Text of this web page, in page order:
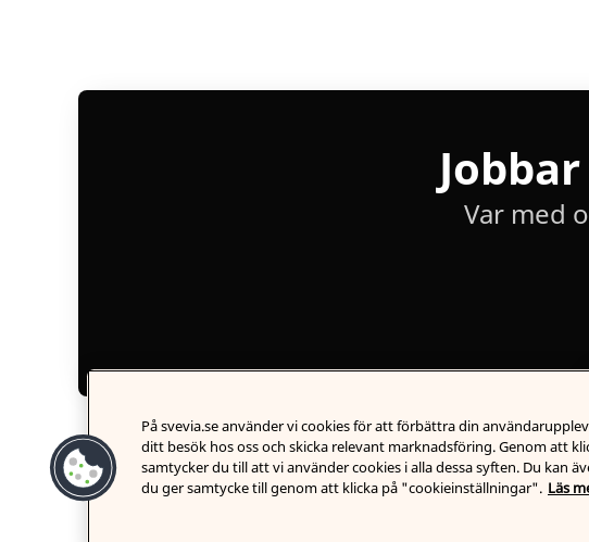
Var med
På svevia.se använder vi cookies för att förbättra din
ditt besök hos oss och skicka relevant marknadsföring. Genom att
samtycker du till att vi använder cookies i alla dessa syften. Du kan
du ger samtycke till genom att klicka på "cookieinställningar". Läs